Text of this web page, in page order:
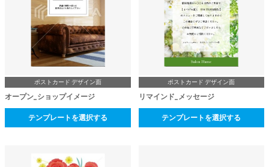
ポストカード デザイン面
オープン_ショップイメージ
テンプレートを選択する
ポストカード デザイン面
リマインド_メッセージ
テンプレートを選択する